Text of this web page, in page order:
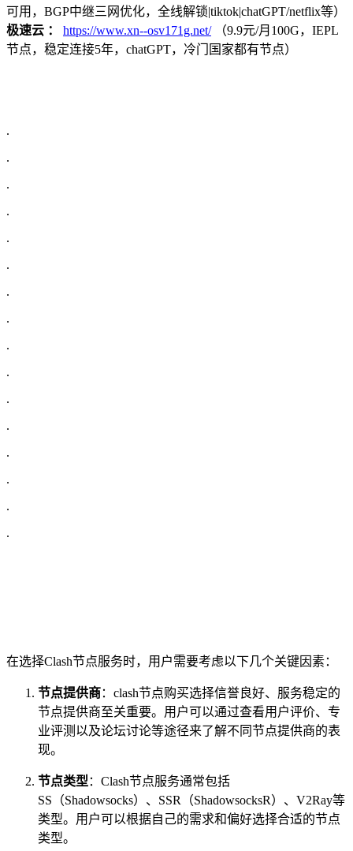
可用，BGP中继三网优化，全线解锁|tiktok|chatGPT/netflix等）
极速云 ：
https://www.xn--osv171g.net/（9.9元/月100G，IEPL
节点，稳定连接5年，chatGPT，冷门国家都有节点）
.
.
.
.
.
.
.
.
.
.
.
.
.
.
.
.
在选择Clash节点服务时，用户需要考虑以下几个关键因素：
节点提供商：clash节点购买选择信誉良好、服务稳定的
节点提供商至关重要。用户可以通过查看用户评价、专
业评测以及论坛讨论等途径来了解不同节点提供商的表
现。
节点类型 ：Clash节点服务通常包括
SS（Shadowsocks）、SSR（ShadowsocksR）、V2Ray等
类型。用户可以根据自己的需求和偏好选择合适的节点
类型。